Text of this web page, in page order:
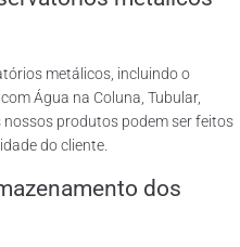
metálicos, incluindo o
Água na Coluna, Tubular,
nossos produtos podem ser feitos
do cliente.
dos